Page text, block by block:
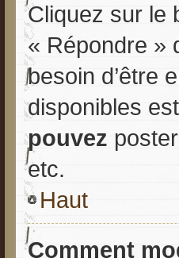
Cliquez sur le
« Répondre »
besoin d’être
disponibles
pouvez
etc.
Haut
Comment